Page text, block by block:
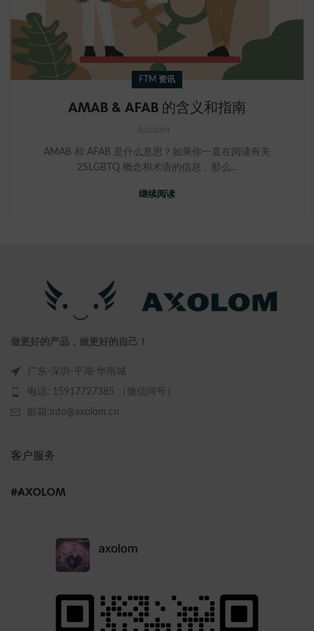
FTM 资讯
AMAB & AFAB 的含义和指南
AMAB 和 AFAB 是什么意思？如果你一直在阅读有关
2SLGBTQ 概念和术语的信息，那么...
继续阅读
做更好的产品，做更好的自己！
广东-深圳-平湖-华南城
电话: 15917727385 （微信同号）
邮箱:info@axolom.cn
客户服务
#AXOLOM